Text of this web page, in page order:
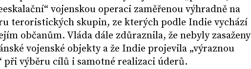
vojenskou operaci zaměřenou výhradně na
teroristických skupin, ze kterých podle Indie vychází
občanům. Vláda dále zdůraznila, že nebyly zasaženy
vojenské objekty a že Indie projevila „výraznou
při výběru cílů i samotné realizaci úderů.